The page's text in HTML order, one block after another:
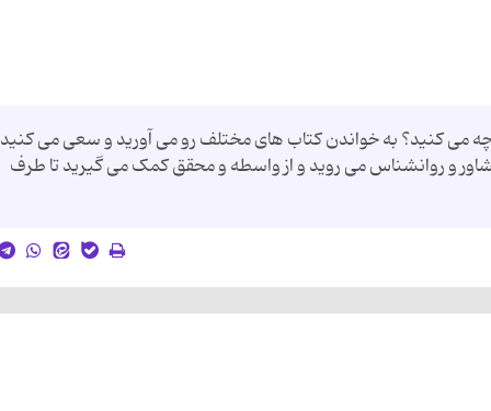
چه می کنید؟ به خواندن کتاب های مختلف رو می آورید و سعی می کنید
و روانشناس می روید و از واسطه و محقق کمک می گیرید تا طرف